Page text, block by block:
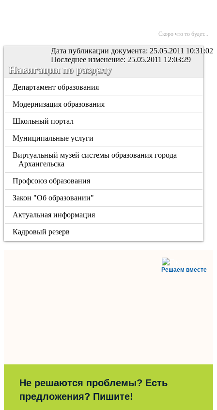
Скоро что то будет...
Дата публикации документа: 25.05.2011 10:31:02
Последнее изменение: 25.05.2011 12:03:29
Навигация по разделу
Департамент образования
Модернизация образования
Школьный портал
Муниципальные услуги
Виртуальный музей системы образования города
Архангельска
Профсоюз образования
Закон "Об образовании"
Актуальная информация
Кадровый резерв
Решаем вместе
Не решаются проблемы? Есть
предложения? Пишите!